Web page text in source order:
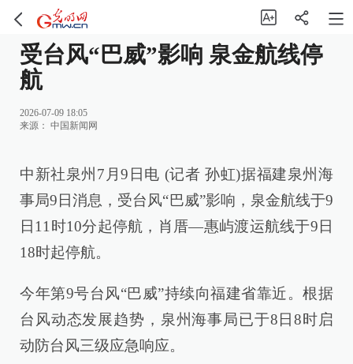
受台风“巴威”影响 泉金航线停
航
2026-07-09 18:05
来源： 中国新闻网
中新社泉州7月9日电 (记者 孙虹)据福建泉州海
事局9日消息，受台风“巴威”影响，泉金航线于9
日11时10分起停航，肖厝—惠屿渡运航线于9日
18时起停航。
今年第9号台风“巴威”持续向福建省靠近。根据
台风动态发展趋势，泉州海事局已于8日8时启
动防台风三级应急响应。